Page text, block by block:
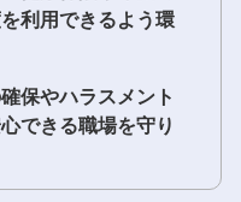
利用できるよう環
保やハラスメント
できる職場を守り